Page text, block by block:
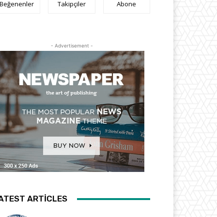
Beğenenler Takipçiler Abone
- Advertisement -
ARTICLES